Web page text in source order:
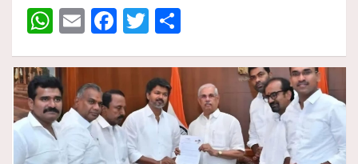
p
p
o
k
W
at
s
A
p
E
ail
F
ce
b
o
o
T
tt
er
ar
e